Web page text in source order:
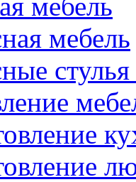
мебель
стулья